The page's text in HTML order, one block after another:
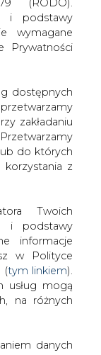
i podstawy
wymagane
Prywatności
dostępnych
zakładaniu
do których
z
Twoich
i podstawy
informacje
w Polityce
(tym linkiem).
usług mogą
na różnych
danych
drukuj
skomentuj